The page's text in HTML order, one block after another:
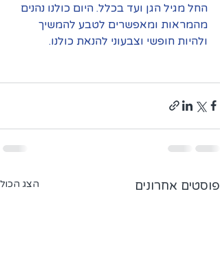
החל מגיל הגן ועד בכלל. היום כולנו נהנים
מהמראות ומאפשרים לטבע להמשיך
ולהיות חופשי וצבעוני להנאת כולנו.
פוסטים אחרונים הצג הכול